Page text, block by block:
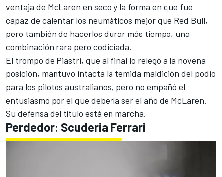
ventaja de McLaren en seco y la forma en que fue
capaz de calentar los neumáticos mejor que Red Bull,
pero también de hacerlos durar más tiempo, una
combinación rara pero codiciada.
El trompo de Piastri, que al final lo relegó a la novena
posición, mantuvo intacta la temida maldición del podio
para los pilotos australianos, pero no empañó el
entusiasmo por el que debería ser el año de McLaren.
Su defensa del título está en marcha.
Perdedor: Scuderia Ferrari